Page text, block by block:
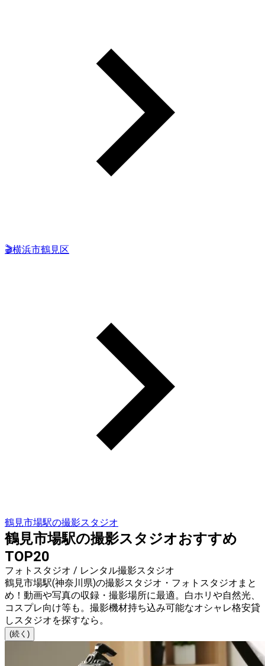
🎬横浜市鶴見区
鶴見市場駅の撮影スタジオ
鶴見市場駅の撮影スタジオおすすめ
TOP20
フォトスタジオ / レンタル撮影スタジオ
鶴見市場駅(神奈川県)の撮影スタジオ・フォトスタジオまと
め！動画や写真の収録・撮影場所に最適。白ホリや自然光、
コスプレ向け等も。撮影機材持ち込み可能なオシャレ格安貸
しスタジオを探すなら。
(続く)